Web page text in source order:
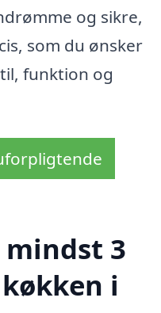
og sikre,
som du ønsker
funktion og
3
i